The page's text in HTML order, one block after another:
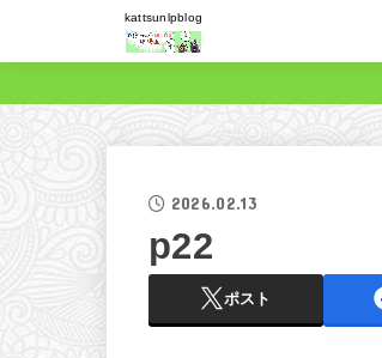
kattsunlpblog
2026.02.13
p22
ポスト